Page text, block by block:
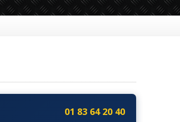
01 83 64 20 40